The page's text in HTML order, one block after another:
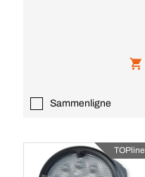
Sammenligne
TOPline